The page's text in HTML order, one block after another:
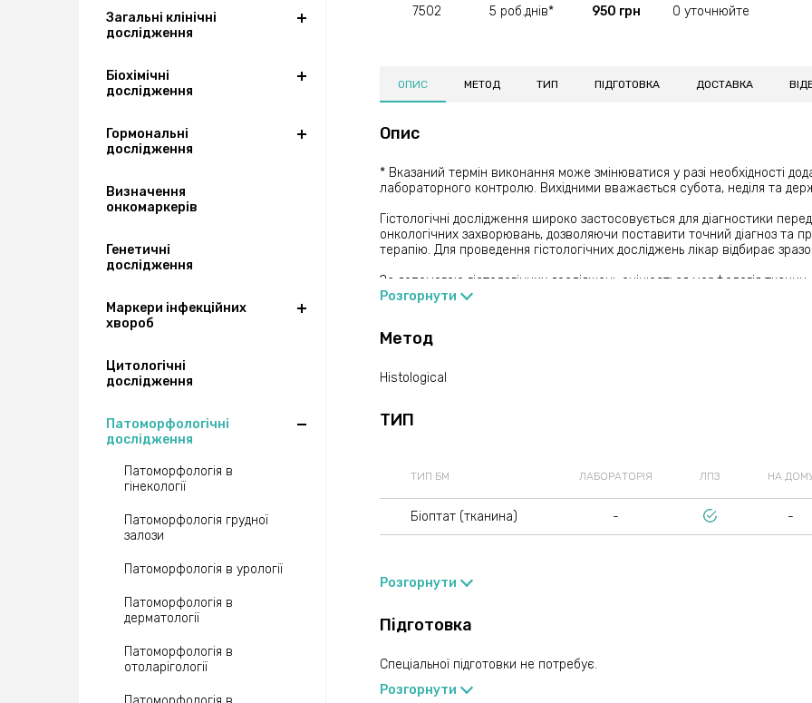
Загальні клінічні
дослідження
Біохімічні
дослідження
Гормональні
дослідження
Визначення
онкомаркерів
Генетичні
дослідження
Маркери інфекційних
хвороб
Цитологічні
дослідження
Патоморфологічні
дослідження
Патоморфологія в
гінекології
Патоморфологія грудної
залози
Патоморфологія в урології
Патоморфологія в
дерматології
Патоморфологія в
отоларігології
7502 5 роб.днів* 950 грн 0 уточнюйте
ОПИС МЕТОД ТИП ПІДГОТОВКА ДОСТАВКА
Опис
* Вказаний термін виконання може змінюватися у разі необхідності
лабораторного контролю. Вихідними вважається субота, неділя та
Гістологічні дослідження широко застосовується для діагностики
онкологічних захворювань, дозволяючи поставити точний діагноз та
терапію. Для проведення гістологічних досліджень лікар відбирає
За допомогою гістологічних досліджень оцінюється морфологія
визначити діагноз в спірних ситуаціях, провести диференційну
Розгорнути
Метод
Histological
ТИП
ТИП БМ ЛАБОРАТОРІЯ ЛПЗ НА
Біоптат (тканина) - -
Розгорнути
Підготовка
Спеціальної підготовки не потребує.
Розгорнути